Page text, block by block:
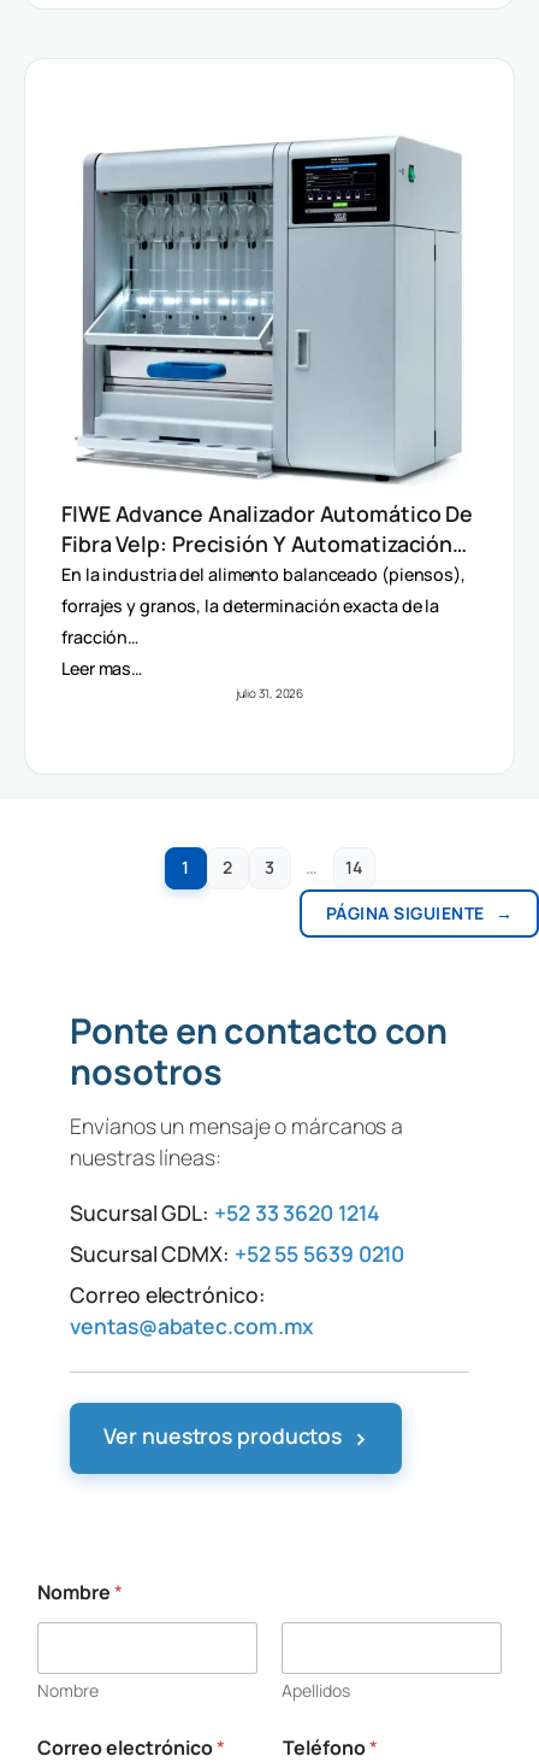
FIWE Advance Analizador Automático De
Fibra Velp: Precisión Y Automatización
En Método Van Soest
En la industria del alimento balanceado (piensos),
forrajes y granos, la determinación exacta de la
fracción…
Leer mas…
julio 31, 2026
1 2 3 …
14
PÁGINA SIGUIENTE
→
Ponte en contacto con
nosotros
Envíanos un mensaje o márcanos a
nuestras líneas:
Sucursal GDL: +52 33 3620 1214
Sucursal CDMX: +52 55 5639 0210
Correo electrónico:
ventas@abatec.com.mx
Ver nuestros productos ›
Nombre*
Nombre Apellidos
Correo electrónico* Teléfono*